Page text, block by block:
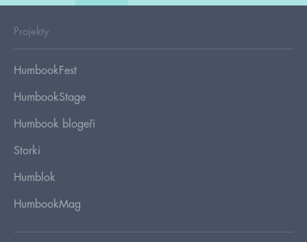
Projekty
HumbookFest
HumbookStage
Humbook blogeři
Storki
Humblok
HumbookMag